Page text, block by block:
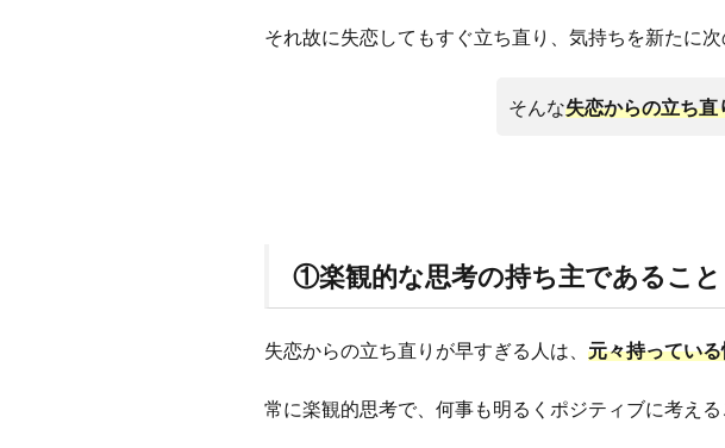
それ故に失恋してもすぐ立ち直り、気持ちを新たに
そんな失恋からの立ち直
①楽観的な思考の持ち主であること
失恋からの立ち直りが早すぎる人は、 元々持ってい
常に楽観的思考で、何事も明るくポジティブに考え